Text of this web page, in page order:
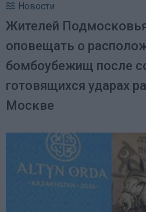
Новости
Жителей
оповещать о
бомбоубежищ после
готовящихся ударах
Москве